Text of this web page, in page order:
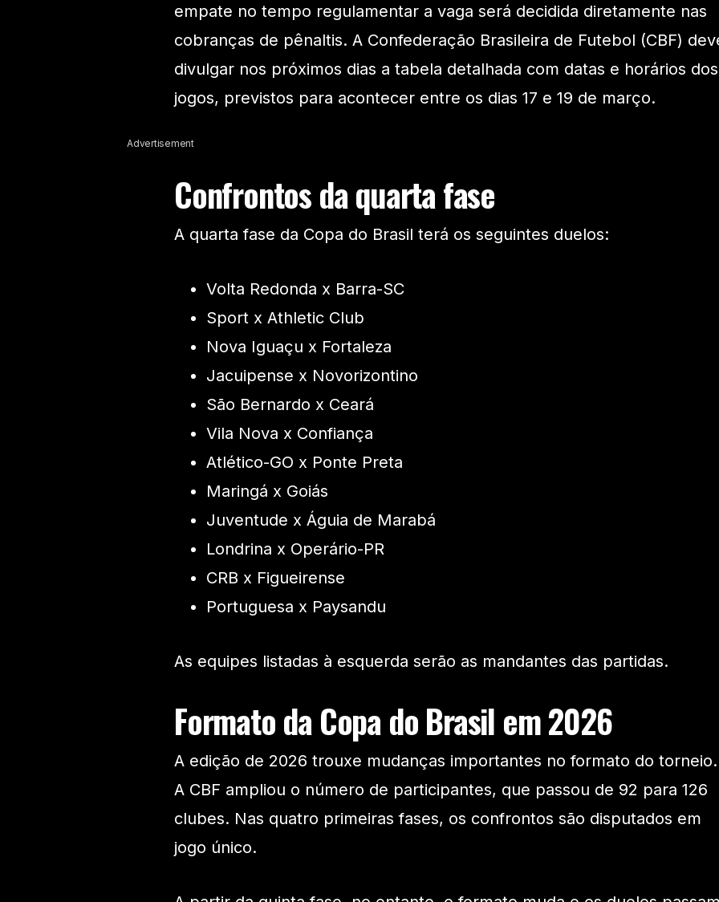
empate no tempo regulamentar a vaga será decidida diretamente nas
cobranças de pênaltis. A Confederação Brasileira de Futebol (CBF)
divulgar nos próximos dias a tabela detalhada com datas e horários dos
jogos, previstos para acontecer entre os dias 17 e 19 de março.
Advertisement
Confrontos da quarta fase
A quarta fase da Copa do Brasil terá os seguintes duelos:
Volta Redonda x Barra-SC
Sport x Athletic Club
Nova Iguaçu x Fortaleza
Jacuipense x Novorizontino
São Bernardo x Ceará
Vila Nova x Confiança
Atlético-GO x Ponte Preta
Maringá x Goiás
Juventude x Águia de Marabá
Londrina x Operário-PR
CRB x Figueirense
Portuguesa x Paysandu
As equipes listadas à esquerda serão as mandantes das partidas.
Formato da Copa do Brasil em 2026
A edição de 2026 trouxe mudanças importantes no formato do torneio.
A CBF ampliou o número de participantes, que passou de 92 para 126
clubes. Nas quatro primeiras fases, os confrontos são disputados em
jogo único.